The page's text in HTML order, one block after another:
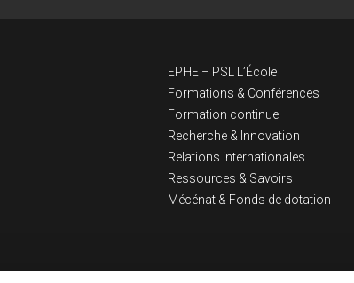
EPHE – PSL L’École
Formations & Conférences
Formation continue
Recherche & Innovation
Relations internationales
Ressources & Savoirs
Mécénat & Fonds de dotation